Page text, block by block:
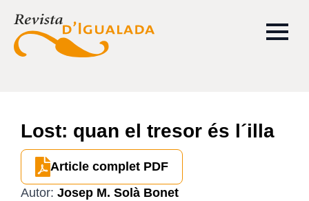
Lost: quan el tresor és l´illa
Article complet PDF
Autor: Josep M. Solà Bonet